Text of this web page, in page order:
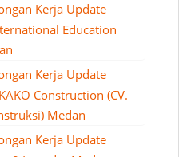
Kerja Update
Education
Kerja Update
Construction (CV.
Medan
Kerja Update